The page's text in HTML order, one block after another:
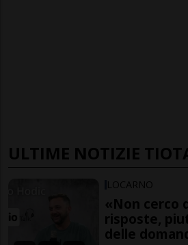
ULTIME NOTIZIE
LOCARNO
«Non cerco
risposte,
delle